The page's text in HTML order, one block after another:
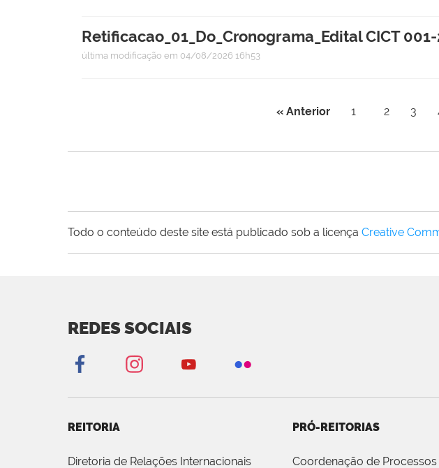
Retificacao_01_Do_Cronograma_Edital CICT
última modificação em 04/08/2026 16h53
« Anterior 1 2 3
Todo o conteúdo deste site está publicado sob a licença Creative
REDES SOCIAIS
REITORIA
Diretoria de Relações Internacionais
PRÓ-REITORIAS
Coordenação de